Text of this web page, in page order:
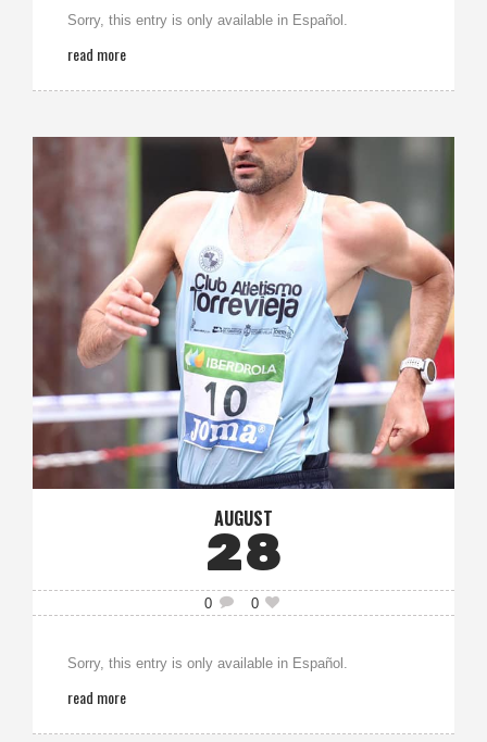
Sorry, this entry is only available in Español.
read more
AUGUST
28
0 0
Sorry, this entry is only available in Español.
read more